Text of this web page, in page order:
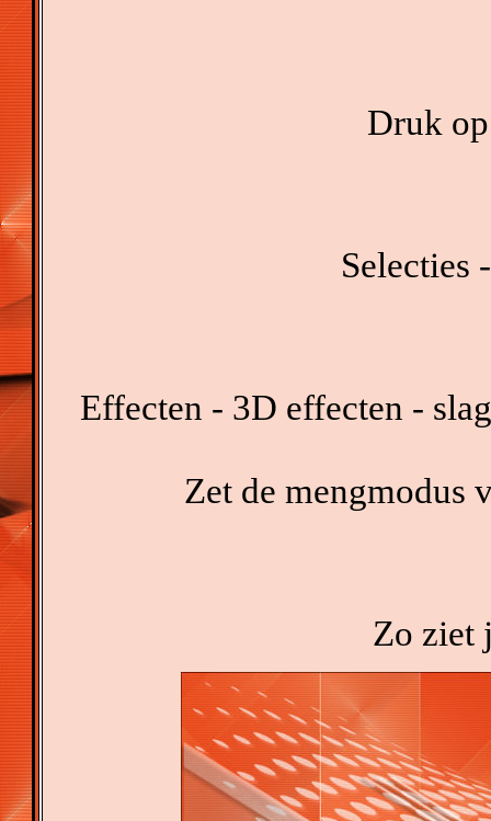
Druk
Selecties
Effecten - 3D effecten -
Zet de mengmodus
Zo ziet